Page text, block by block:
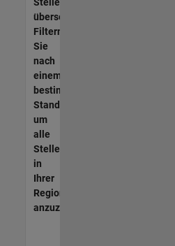
Stellen
übersetzt.
Filtern
Sie
nach
einem
bestimmten
Standort,
um
alle
Stellenangebote
in
Ihrer
Region
anzuzeigen.